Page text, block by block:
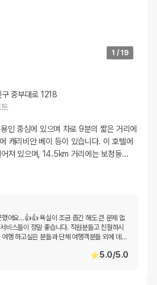
1 / 19
중부대로 1218
인 중심에 있으며 차로 9분의 짧은 거리에
캐리비안 베이 등이 있습니다. 이 호텔에
져 있으며, 14.5km 거리에는 보정동…
했어요…👍👍 욕실이 조금 좁긴 해도 큰 문제 없
비스들이 정말 좋습니다. 직원분들고 친절하시
행 하고싶은 분들과 단체 여행객분들 외에 데 …
5.0/5.0